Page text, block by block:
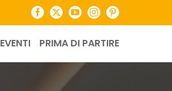
Facebook
X YouTubeInstagramPinterest
EVENTI PRIMA DI PARTIRE